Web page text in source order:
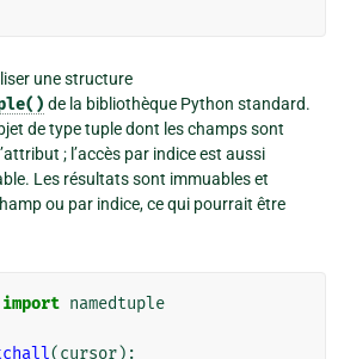
une structure
de la bibliothèque Python standard.
de type tuple dont les champs sont
; l’accès par indice est aussi
Les résultats sont immuables et
ou par indice, ce qui pourrait être
import namedtuple
(cursor):